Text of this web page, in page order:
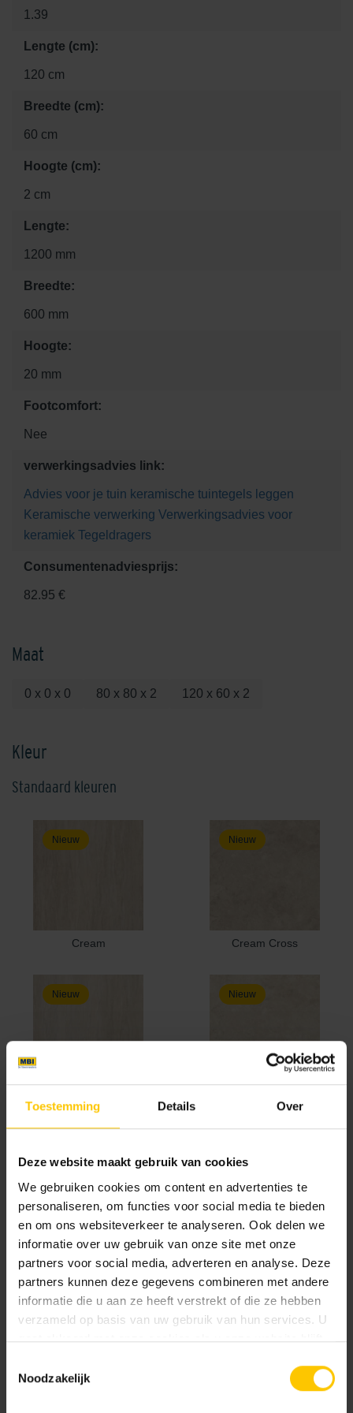
Toestemming Details Over
Deze website maakt gebruik van cookies
We gebruiken cookies om content en advertenties te
personaliseren, om functies voor social media te bieden
en om ons websiteverkeer te analyseren. Ook delen we
informatie over uw gebruik van onze site met onze
partners voor social media, adverteren en analyse. Deze
partners kunnen deze gegevens combineren met andere
informatie die u aan ze heeft verstrekt of die ze hebben
verzameld op basis van uw gebruik van hun services. U
gaat akkoord met onze cookies als u onze website blijft
Noodzakelijk
1.39
Lengte (cm):
120 cm
Breedte (cm):
60 cm
Hoogte (cm):
2 cm
Lengte:
1200 mm
Breedte:
600 mm
Hoogte:
20 mm
Footcomfort:
Nee
verwerkingsadvies link:
Advies voor je tuin keramische tuintegels leggen
Keramische verwerking Verwerkingsadvies voor
keramiek Tegeldragers
Consumentenadviesprijs:
82.95 €
Maat
0 x 0 x 0 80 x 80 x 2 120 x 60 x 2
Kleur
Standaard kleuren
Nieuw
Cream
Nieuw
Cream Cross
Nieuw Nieuw
Pure Pure Cross
Nieuw Nieuw